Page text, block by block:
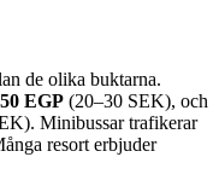
de olika buktarna.
EGP (20–30 SEK), och
Minibussar trafikerar
resort erbjuder